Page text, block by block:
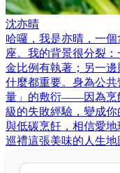
沈亦晴
哈囉，我是亦晴，一
座。我的背景很分裂
金比例有執著；另一
什麼都重要。身為公
量」的敷衍——因為烹
級的失敗經驗，變成
與低碳烹飪，相信愛
巡禮這張美味的人生地